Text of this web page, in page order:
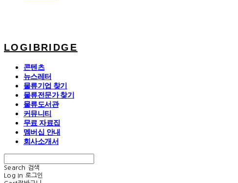
LOGIBRIDGE
콘텐츠
뉴스레터
물류기업 찾기
물류전문가 찾기
물류도서관
커뮤니티
무료 자료집
멤버십 안내
회사소개서
Search
검색
Log In 로그인